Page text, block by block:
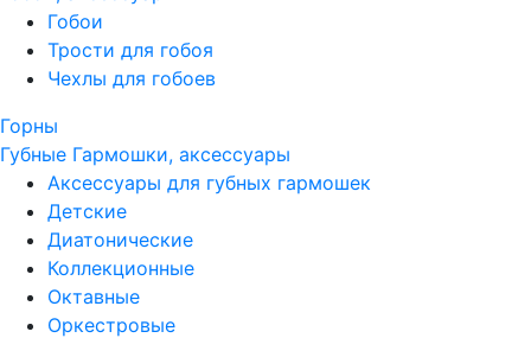
Гобои
Трости для гобоя
Чехлы для гобоев
Горны
Губные Гармошки, аксессуары
Аксессуары для губных гармошек
Детские
Диатонические
Коллекционные
Октавные
Оркестровые